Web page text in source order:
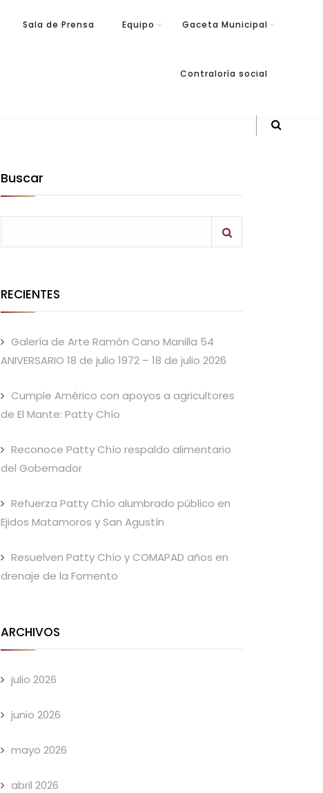
Sala de Prensa Equipo Gaceta Municipal
Contraloría social
Buscar
RECIENTES
Galería de Arte Ramón Cano Manilla 54
ANIVERSARIO 18 de julio 1972 – 18 de julio 2026
Cumple Américo con apoyos a agricultores
de El Mante: Patty Chío
Reconoce Patty Chío respaldo alimentario
del Gobernador
Refuerza Patty Chío alumbrado público en
Ejidos Matamoros y San Agustín
Resuelven Patty Chío y COMAPAD años en
drenaje de la Fomento
ARCHIVOS
julio 2026
junio 2026
mayo 2026
abril 2026